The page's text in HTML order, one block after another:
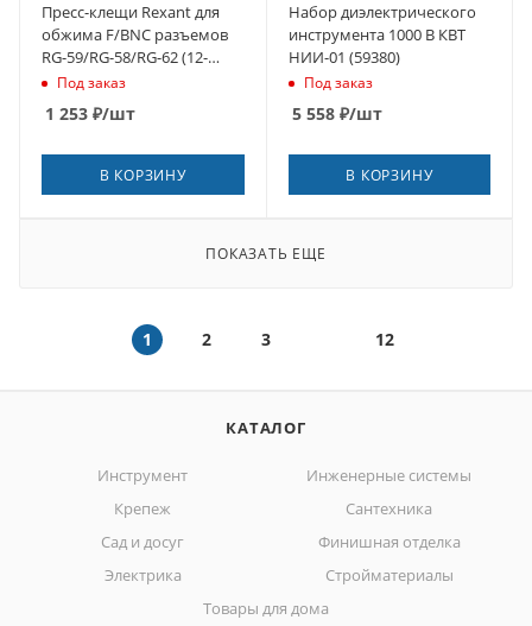
Пресс-клещи Rexant для
обжима F/BNC разъемов
RG-59/RG-58/RG-62 (12-
3212)Под заказ
1 253 ₽/шт
В КОРЗИНУ
Набор диэлектрического
инструмента 1000 В КВТ
НИИ-01 (59380)
Под заказ
5 558₽/шт
В КОРЗИНУ
ПОКАЗАТЬ ЕЩЕ
1 2 3 12
КАТАЛОГ
Инструмент
Инженерные системы
Крепеж
Сантехника
Сад и досуг
Финишная отделка
Электрика
Стройматериалы
Товары для дома